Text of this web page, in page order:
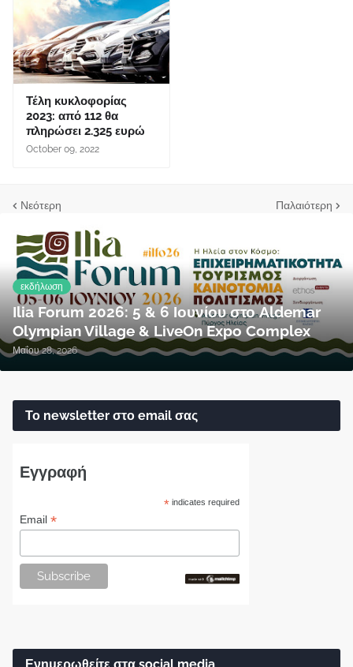
Τέλη κυκλοφορίας
2023: από 112 θα
πληρώσει 2.325 ευρώ
October 09, 2022
Νεότερη Παλαιότερη
εκδήλωση
Ilia Forum 2026: 5 & 6 Ιουνίου στο Aldemar
Olympian Village & LiveOn Expo Complex
Μαΐου 28, 2026
Το newsletter στο email σας
Εγγραφή
* indicates required
Email *